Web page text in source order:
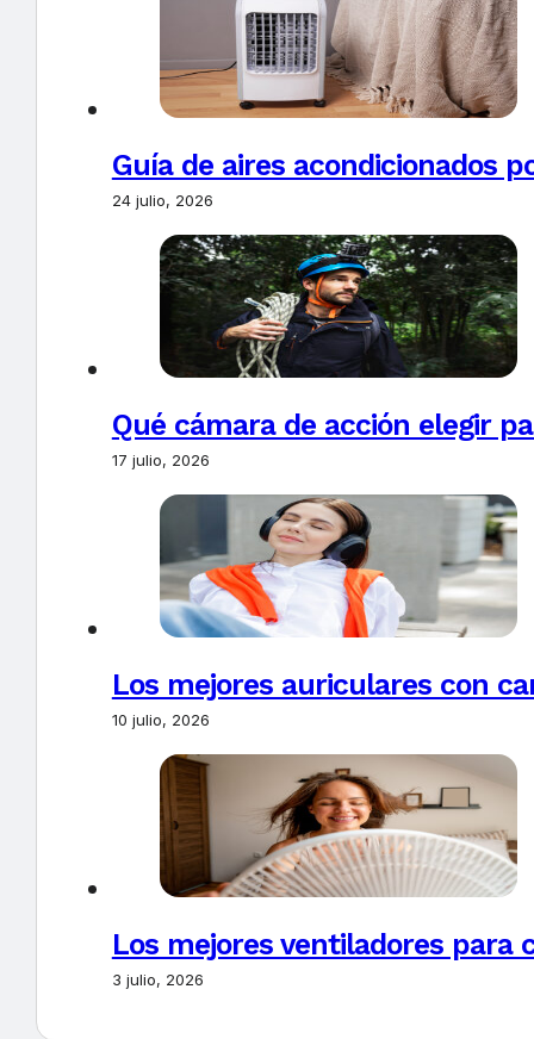
Guía de aires acondicionados
24 julio, 2026
Qué cámara de acción elegir
17 julio, 2026
Los mejores auriculares con
10 julio, 2026
Los mejores ventiladores para
3 julio, 2026